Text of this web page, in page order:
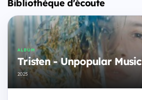
Bibliothèque d'écoute
ALBUM
Tristen - Unpopular Music
2025